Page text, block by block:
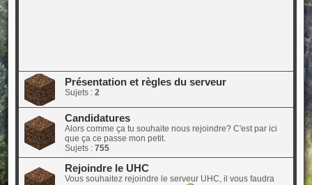
Présentation et règles du serveur
Sujets : 2
Candidatures
Alors comme ça tu souhaite nous rejoindre? C'est par ici
que ça ce passe mon petit.
Sujets : 755
Rejoindre le UHC
Vous souhaitez rejoindre le serveur UHC, il vous faudra